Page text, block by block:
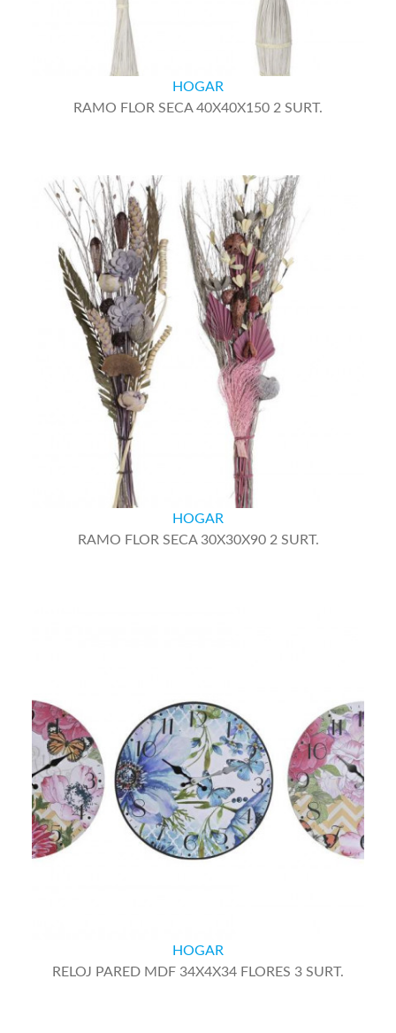
HOGAR
RAMO FLOR SECA 40X40X150 2 SURT.
HOGAR
RAMO FLOR SECA 30X30X90 2 SURT.
HOGAR
RELOJ PARED MDF 34X4X34 FLORES 3 SURT.